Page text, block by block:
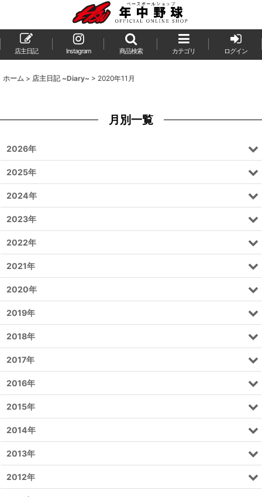
店主日記 Instagram 商品検索 カテゴリ ログイン
ホーム > 店主日記 ~Diary~ > 2020年11月
月別一覧
2026年
2025年
2024年
2023年
2022年
2021年
2020年
2019年
2018年
2017年
2016年
2015年
2014年
2013年
2012年